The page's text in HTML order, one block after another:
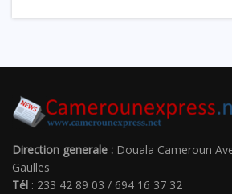
Direction generale : Douala Cameroun
Gaulles
Tél : 233 42 89 03 / 694 16 37 32